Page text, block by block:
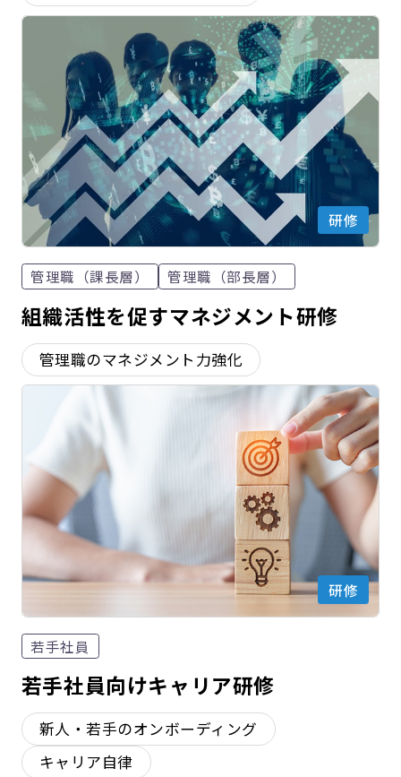
研修
管理職（課長層） 管理職（部長層）
組織活性を促すマネジメント研修
管理職のマネジメント力強化
研修
若手社員
若手社員向けキャリア研修
新人・若手のオンボーディング
キャリア自律